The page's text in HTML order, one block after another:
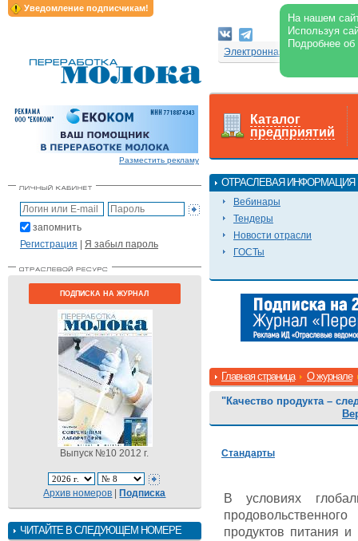
Уведомление подписчикам!
На нашем
Используя
Подробнее
Электронная версия
Разместить рекламу
запомнить
Регистрация | Я забыл пароль
ПОДПИСКА НА ЖУРНАЛ
Выпуск №10 2012 г.
Архив номеров |Подписка
ЧИТАЙТЕ В СЛЕДУЮЩЕМ НОМЕРЕ
Каталог
предприятий
ОТРАСЛЕВАЯ ИНФОРМАЦИЯ
Вебинары
Тендеры
Новости отрасли
ГОСТы
Главная страница О журнале
"Качество продукта –
Стандарты
В условиях
продуктов питания